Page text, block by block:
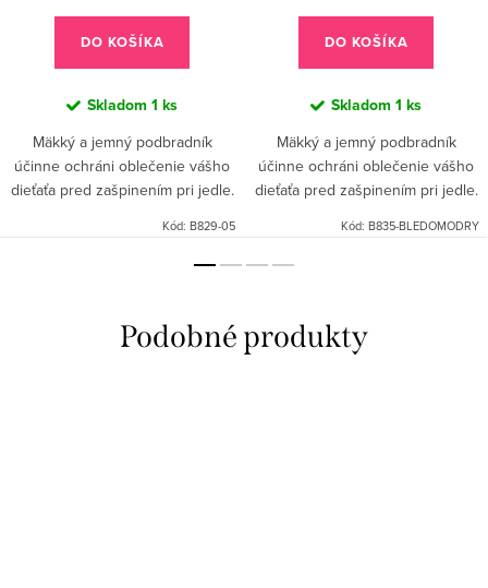
DO KOŠÍKA
Skladom 1 ks
Mäkký a jemný podbradník
účinne ochráni oblečenie vášho
dieťaťa pred zašpinením pri jedle.
Podbradník je vyrobený z...
Kód: B829-05
DO KOŠÍKA
Skladom 1 ks
Mäkký a jemný podbradník
účinne ochráni oblečenie vášho
dieťaťa pred zašpinením pri jedle.
Podbradník je vyrobený z...
Kód: B835-BLEDOMODRY